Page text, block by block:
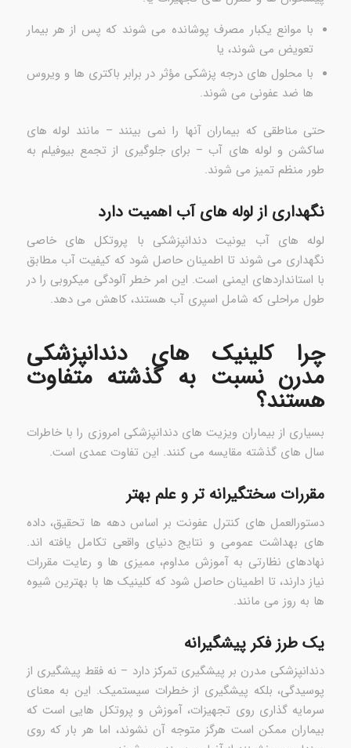
با موانع یکبار مصرف پوشانده می شوند که پس از هر بیمار
تعویض می شوند، یا
با محلول های درجه پزشکی مؤثر در برابر باکتری ها و ویروس
ها ضد عفونی می شوند.
حتی مناطقی که بیماران آنها را نمی بینند – مانند لوله های
ساکشن و لوله های آب – برای جلوگیری از تجمع بیوفیلم به
طور منظم تمیز می شوند.
نگهداری از لوله های آب اهمیت دارد
لوله های آب یونیت دندانپزشکی با پروتکل های خاصی
نگهداری می شوند تا اطمینان حاصل شود که کیفیت آب مطابق
با استانداردهای ایمنی است. این امر خطر آلودگی میکروبی را در
طول مراحلی که شامل اسپری آب هستند، کاهش می دهد.
چرا کلینیک های دندانپزشکی
مدرن نسبت به گذشته متفاوت
هستند؟
بسیاری از بیماران ویزیت های دندانپزشکی امروزی را با خاطرات
سال های گذشته مقایسه می کنند. این تفاوت عمدی است.
مقررات سختگیرانه تر و علم بهتر
دستورالعمل های کنترل عفونت بر اساس دهه ها تحقیق، داده
های بهداشت عمومی و نتایج دنیای واقعی تکامل یافته اند.
نهادهای نظارتی به آموزش مداوم، ممیزی ها و رعایت مقررات
نیاز دارند، تا اطمینان حاصل شود که کلینیک ها با بهترین شیوه
ها به روز می مانند.
یک طرز فکر پیشگیرانه
دندانپزشکی مدرن بر پیشگیری تمرکز دارد – نه فقط پیشگیری از
پوسیدگی، بلکه پیشگیری از خطرات سیستمیک. این به معنای
سرمایه گذاری روی تجهیزات، آموزش و پروتکل هایی است که
بیماران ممکن است هرگز متوجه آن نشوند، اما هر بار که روی